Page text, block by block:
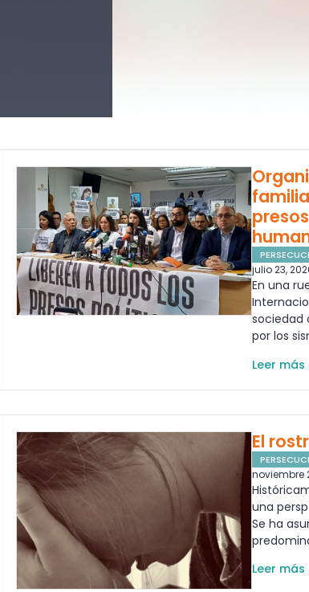
julio 23,
En una
sociedad
por los
Leer más
El
noviembre
una
Se ha
Leer más